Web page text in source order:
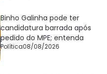
Binho Galinha pode ter
candidatura barrada após
pedido do MPE; entenda
Política08/08/2026